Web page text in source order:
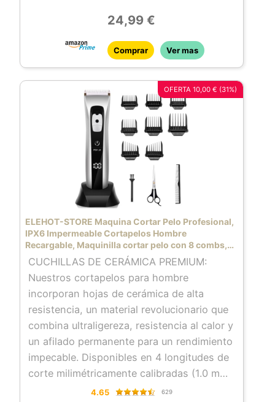
Batería Duradera — Cargar rapidamente y
funcionamiento inalámbrico de larga
duración, tarda en cargarse sobre 60
minutos y la duración de la batería es de
LED Display que indica el tiempo que
queda de batería y con el deseño
práctico,no pesa demasiado y muy
cómodo en su manejo.
Hoja Desmontable y Lavable de Titanio y
Cerámica — asegura la larga duración del
uso del cortapelos y se corta e incluso
Motor de Alta Velocidad y Ultra Silencioso
— tecnología de afilado doble
automáticamente, bajo nivel de ruido es
silencioso, puede usarlo en casa o
barbería.
24,99 €
Comprar Ver mas
OFERTA 10,00 € (31%)
ELEHOT-STORE Maquina Cortar Pelo Profesional,
IPX6 Impermeable Cortapelos Hombre
Recargable, Maquinilla cortar pelo con 8 combs,
150 mins Autonomía, Incluye cepillo y tijera
CUCHILLAS DE CERÁMICA PREMIUM:
Nuestros cortapelos para hombre
incorporan hojas de cerámica de alta
resistencia, un material revolucionario que
combina ultraligereza, resistencia al calor y
un afilado permanente para un rendimiento
impecable. Disponibles en 4 longitudes de
corte milimétricamente calibradas (1.0 mm,
1.3 mm, 1.6 mm, 1.9 mm), cada cuchilla está
4.65 629